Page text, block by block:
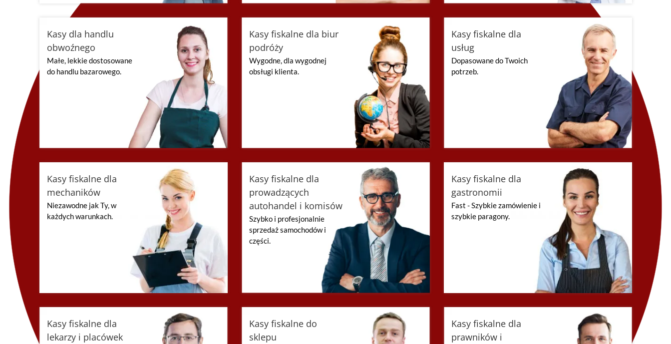
Kasy dla handlu
obwoźnego
Małe, lekkie dostosowane
do handlu bazarowego.
Kasy fiskalne dla biur
podróży
Wygodne, dla wygodnej
obsługi klienta.
Kasy fiskalne dla
usług
Dopasowane do Twoich
potrzeb.
Kasy fiskalne dla
mechaników
Niezawodne jak Ty, w
każdych warunkach.
Kasy fiskalne dla
prowadzących
autohandel i komisów
Szybko i profesjonalnie
sprzedaż samochodów i
części.
Kasy fiskalne dla
gastronomii
Fast - Szybkie zamówienie i
szybkie paragony.
Kasy fiskalne dla
lekarzy i placówek
Kasy fiskalne do
sklepu
Kasy fiskalne dla
prawników i